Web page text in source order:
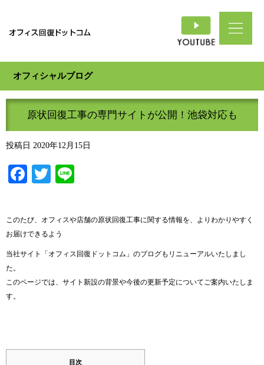
オフィシャルブログ
原状回復工事の専門サイトが公開！池袋対応も
投稿日 2020年12月15日
Facebook
Twitter
このたび、オフィスや店舗の原状回復工事に関する情報を、よりわかりやすく
お届けできるよう
当社サイト「オフィス回復ドットコム」のブログもリニューアルいたしまし
た。
このページでは、サイト新設の背景や今後の更新予定についてご案内いたしま
す。
目次